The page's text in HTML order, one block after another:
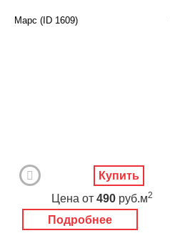
Марс (ID 1609)
Подробнее
Цена от 490 руб.м2
Купить